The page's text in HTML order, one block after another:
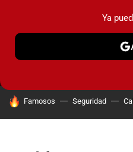
MENÚ
COCHES
HOY SE HABLA DE
Famosos Seguridad
Ya